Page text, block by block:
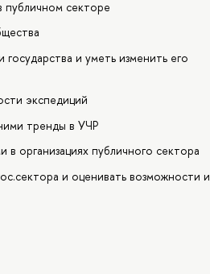
публичном секторе
и уметь изменить его
экспедиций
тренды в УЧР
организациях публичного сектора
и оценивать возможности и